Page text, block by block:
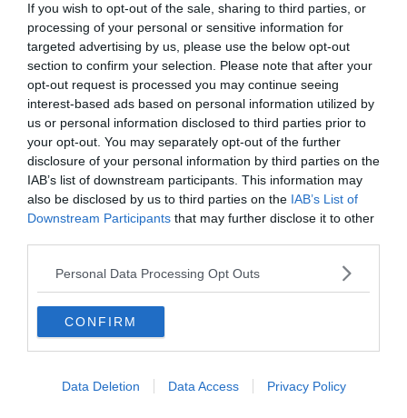
If you wish to opt-out of the sale, sharing to third parties, or
processing of your personal or sensitive information for
targeted advertising by us, please use the below opt-out
section to confirm your selection. Please note that after your
opt-out request is processed you may continue seeing
interest-based ads based on personal information utilized by
us or personal information disclosed to third parties prior to
your opt-out. You may separately opt-out of the further
disclosure of your personal information by third parties on the
IAB’s list of downstream participants. This information may
also be disclosed by us to third parties on the IAB’s List of
Downstream Participants that may further disclose it to other
Personal Data Processing Opt Outs
CONFIRM
Data Deletion Data Access Privacy Policy
voyage
Les 13 plus beaux endroits à visiter en Hongrie
Notre itinéraire pour découvrir les 10 beaux châteaux
de la Hongrie
5 villes pour explorer les influences culturelles
étrangères de Hongrie
Le château de Füzér